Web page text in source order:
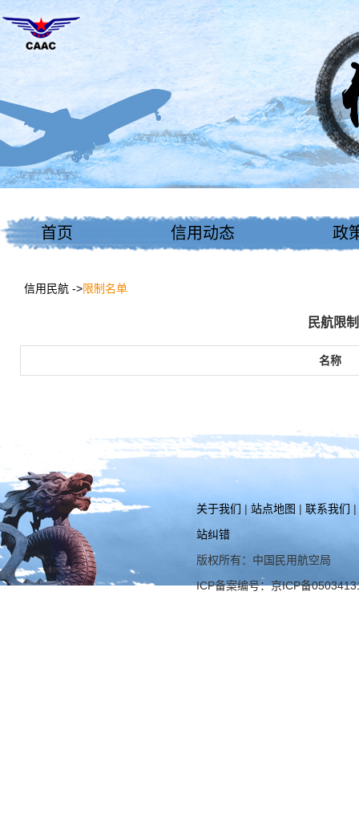
首页 信用动态 政
信用民航 限制名单
民航限
名称
关于我们 | 站点地图 | 联系我们 |
站纠错
版权所有：中国民用航空局
ICP备案编号：京ICP备